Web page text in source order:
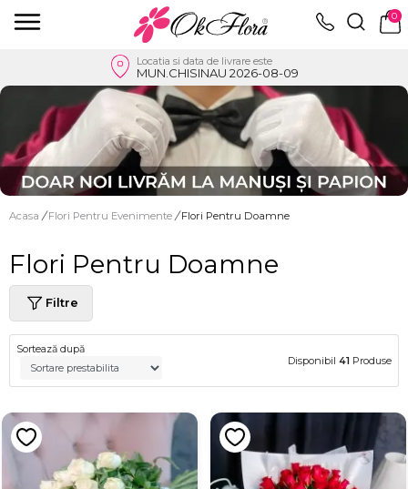
0
Locatia si data de livrare este
MUN.CHISINAU 2026-08-09
Acasa / Flori Pentru Evenimente / Flori Pentru Doamne
Flori Pentru Doamne
Filtre
Sortează după
Disponibil 41 Produse